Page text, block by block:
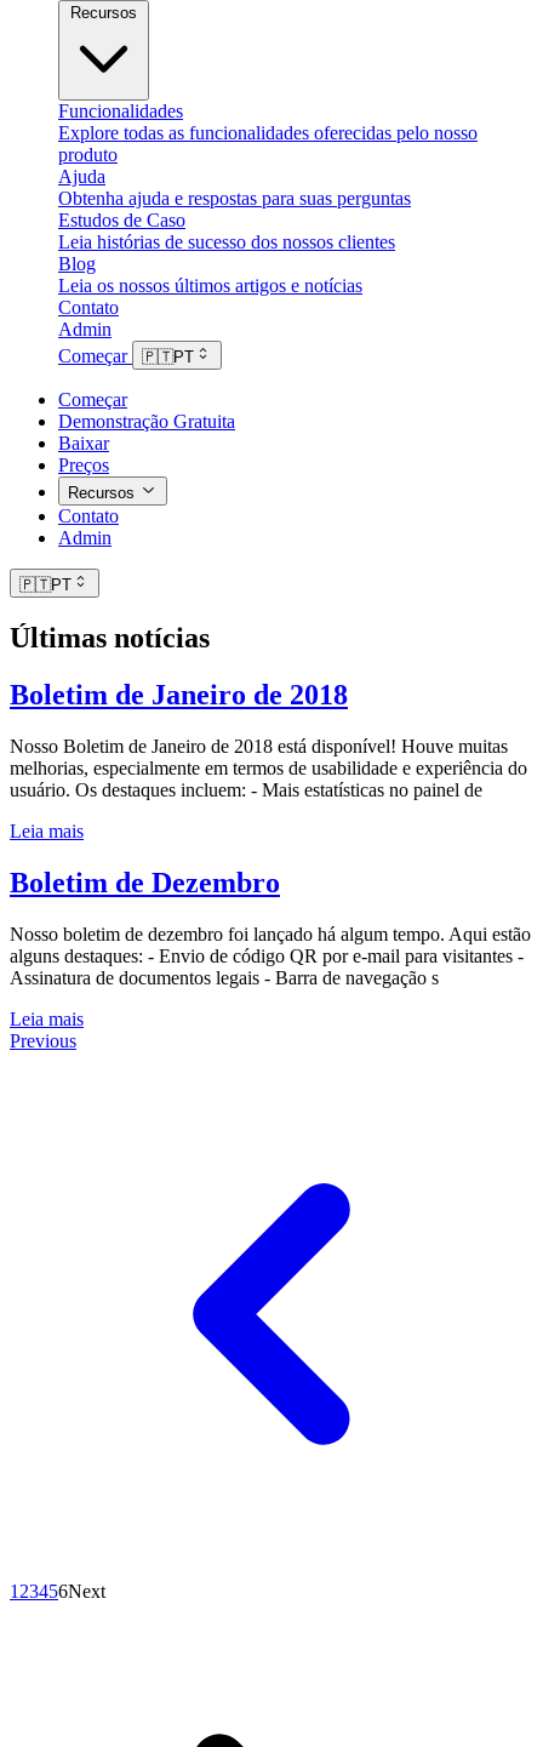
Recursos
Funcionalidades
Explore todas as funcionalidades oferecidas pelo nosso
produto
Ajuda
Obtenha ajuda e respostas para suas perguntas
Estudos de Caso
Leia histórias de sucesso dos nossos clientes
Blog
Leia os nossos últimos artigos e notícias
Contato
Admin
Começar
🇵🇹PT
Começar
Demonstração Gratuita
Baixar
Preços
Recursos
Contato
Admin
🇵🇹PT
Últimas notícias
Boletim de Janeiro de 2018
Nosso Boletim de Janeiro de 2018 está disponível! Houve muitas
melhorias, especialmente em termos de usabilidade e experiência do
usuário. Os destaques incluem: - Mais estatísticas no painel de
Leia mais
Boletim de Dezembro
Nosso boletim de dezembro foi lançado há algum tempo. Aqui estão
alguns destaques: - Envio de código QR por e-mail para visitantes -
Assinatura de documentos legais - Barra de navegação s
Leia mais
Previous
1 23456Next